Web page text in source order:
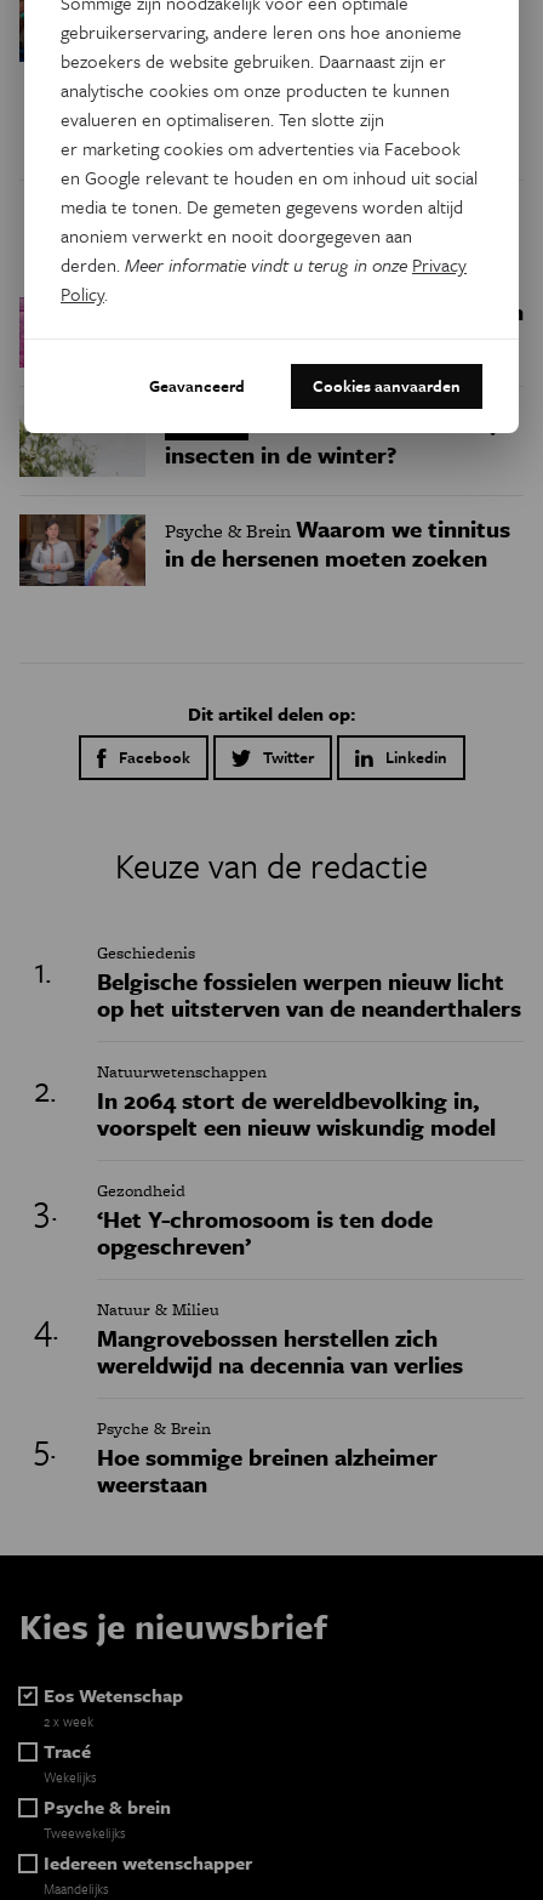
en gedwongen assimilatie: dit
betekende de Amerikaanse
onafhankelijkheid voor de
inheemse bevolking
Trending
Een bakkerij op 400 miljoen
insecten in de winter?
Psyche & BreinWaarom we tinnitus
in de hersenen moeten zoeken
Dit artikel delen op:
Facebook Twitter Linkedin
Keuze van de redactie
Geschiedenis
Belgische fossielen werpen nieuw licht
op het uitsterven van de neanderthalers
Natuurwetenschappen
In 2064 stort de wereldbevolking in,
voorspelt een nieuw wiskundig model
Gezondheid
‘Het Y-chromosoom is ten dode
opgeschreven’
Natuur & Milieu
Mangrovebossen herstellen zich
wereldwijd na decennia van verlies
Psyche & Brein
Hoe sommige breinen alzheimer
weerstaan
Kies je nieuwsbrief
Eos Wetenschap
2 x week
Tracé
Wekelijks
Psyche & brein
Tweewekelijks
Iedereen wetenschapper
Maandelijks
gebruikerservaring, andere leren ons hoe anonieme
bezoekers de website gebruiken. Daarnaast zijn er
analytische cookies om onze producten te kunnen
evalueren en optimaliseren. Ten slotte zijn
er marketing cookies om advertenties via Facebook
en Google relevant te houden en om inhoud uit social
media te tonen. De gemeten gegevens worden altijd
anoniem verwerkt en nooit doorgegeven aan
derden.Meer informatie vindt u terug in onze Privacy
Policy.
Geavanceerd Cookies aanvaarden